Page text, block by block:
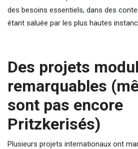
des besoins essentiels, dans des
étant saluée par les plus hautes
Des projets
remarquables
sont pas encore
Pritzkerisés)
Plusieurs projets internationaux ont